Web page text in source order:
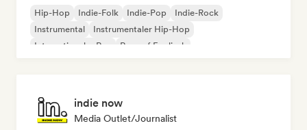
Hip-Hop Indie-Folk Indie-Pop
Indie-Rock
Instrumental
Instrumentaler Hip-Hop
Internationaler Rap
Rap auf Englisch
indie now
Media Outlet/Journalist